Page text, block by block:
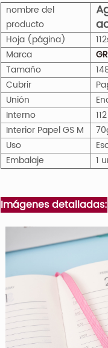
nombre del
producto
Hoja (página)
Marca
Tamaño
Cubrir
Unión
Interno
Interior PapelGS M
Uso
Embalaje
1
Imágenes detalladas: